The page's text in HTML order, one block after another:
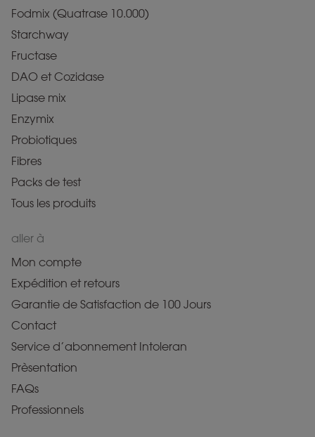
Fodmix (Quatrase 10.000)
Starchway
Fructase
DAO et Cozidase
Lipase mix
Enzymix
Probiotiques
Fibres
Packs de test
Tous les produits
aller à
Mon compte
Expédition et retours
Garantie de Satisfaction de 100 Jours
Contact
Service d’abonnement Intoleran
Prèsentation
FAQs
Professionnels